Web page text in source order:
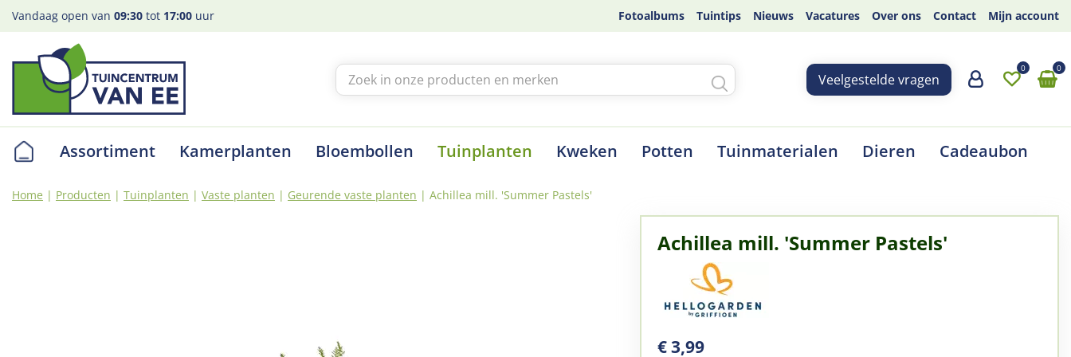
Ga
naar
Home Producten Tuinplanten Vaste planten Geurende vaste planten Achillea mill. 'Summer Pastels'
Vandaag open van 09:30 tot 17:00 uur Fotoalbums Tuintips Nieuws Vacatures Over ons Contact Mijn account
Veelgestelde vragen
Assortiment Kamerplanten Bloembollen Tuinplanten Kweken Potten Tuinmaterialen Dieren Cadeaubon
Achillea mill. 'Summer Pastels'
€3,99